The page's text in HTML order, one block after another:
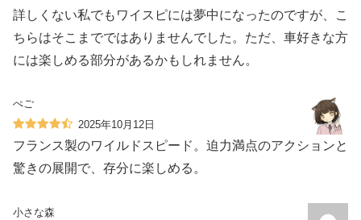
詳しくない私でもワイスピには夢中になったのですが、こ
ちらはそこまでではありませんでした。ただ、車好きな方
には楽しめる部分があるかもしれません。
ぺご
2025年10月12日
フランス製のワイルドスピード。迫力満点のアクションと
驚きの展開で、存分に楽しめる。
小さな森